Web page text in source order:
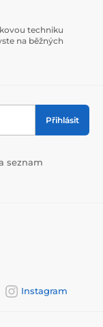
techniku
na běžných
Přihlásit
seznam
Instagram